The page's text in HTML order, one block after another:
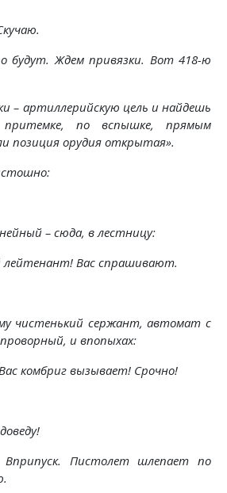
будут. Ждем привязки. Вот 418-ю
– артиллерийскую цель и найдешь
по вспышке, прямым
позиция орудия открытая».
– сюда, в лестницу:
Вас спрашивают.
чистенький сержант, автомат с
и впопыхах:
комбриг вызывает! Срочно!
Пистолет шлепает по